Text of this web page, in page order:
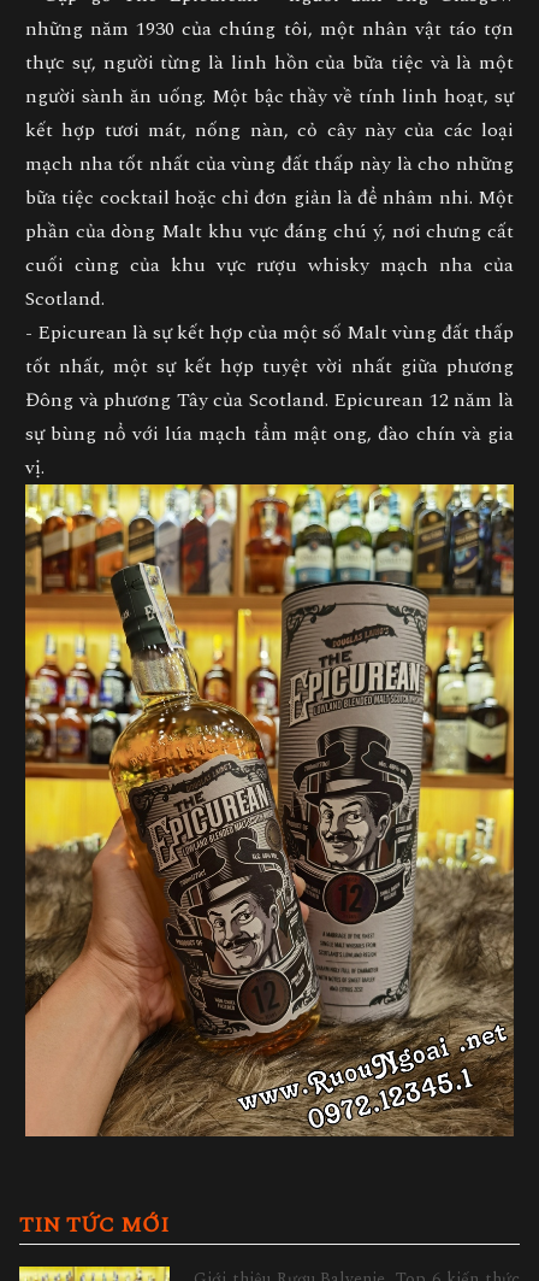
những năm 1930 của chúng tôi, một nhân vật táo tợn
thực sự, người từng là linh hồn của bữa tiệc và là một
người sành ăn uống. Một bậc thầy về tính linh hoạt, sự
kết hợp tươi mát, nống nàn, cỏ cây này của các loại
mạch nha tốt nhất của vùng đất thấp này là cho những
bữa tiệc cocktail hoặc chỉ đơn giản là để nhâm nhi. Một
phần của dòng Malt khu vực đáng chú ý, nơi chưng cất
cuối cùng của khu vực rượu whisky mạch nha của
Scotland.
- Epicurean là sự kết hợp của một số Malt vùng đất thấp
tốt nhất, một sự kết hợp tuyệt vời nhất giữa phương
Đông và phương Tây của Scotland. Epicurean 12 năm là
sự bùng nổ với lúa mạch tẩm mật ong, đào chín và gia
vị.
TIN TỨC MỚI